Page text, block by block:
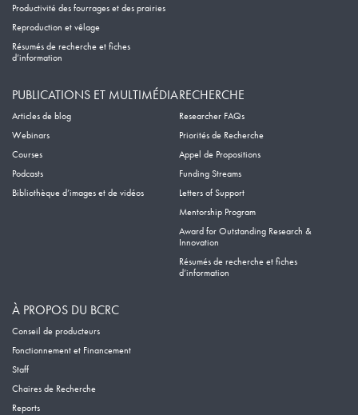
Productivité des fourrages et des prairies
Reproduction et vêlage
Résumés de recherche et fiches
d’information
PUBLICATIONS ET MULTIMÉDIA
Articles de blog
Webinars
Courses
Podcasts
Bibliothèque d’images et de vidéos
RECHERCHE
Researcher FAQs
Priorités de Recherche
Appel de Propositions
Funding Streams
Letters of Support
Mentorship Program
Award for Outstanding Research &
Innovation
Résumés de recherche et fiches
d’information
À PROPOS DU BCRC
Conseil de producteurs
Fonctionnement et Financement
Staff
Chaires de Recherche
Reports